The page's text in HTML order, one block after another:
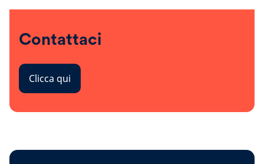
Contattaci
Clicca qui